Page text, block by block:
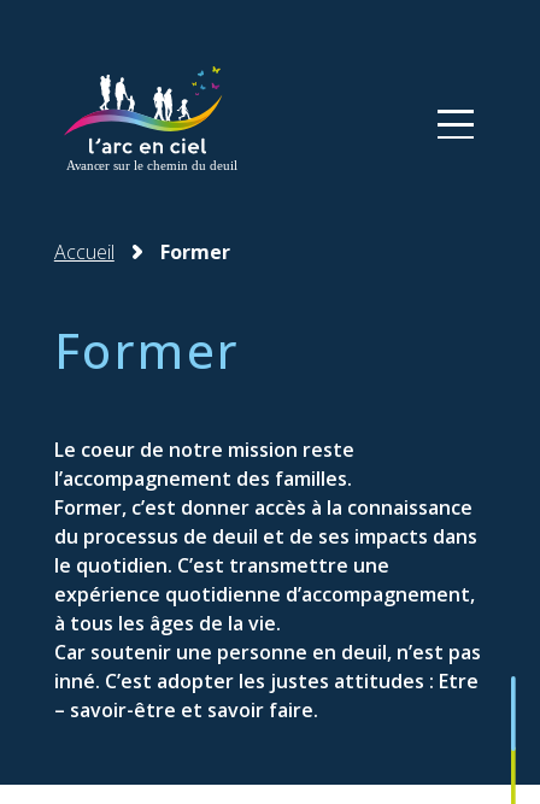
Accueil Former
Former
Le coeur de notre mission reste
l’accompagnement des familles.
Former, c’est donner accès à la connaissance
du processus de deuil et de ses impacts dans
le quotidien. C’est transmettre une
expérience quotidienne d’accompagnement,
à tous les âges de la vie.
Car soutenir une personne en deuil, n’est pas
inné. C’est adopter les justes attitudes : Etre
– savoir-être et savoir faire.